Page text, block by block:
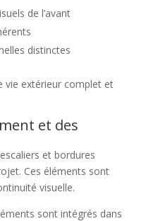
de l’avant
distinctes
vie extérieur complet et
et des
et bordures
Ces éléments sont
visuelle.
sont intégrés dans